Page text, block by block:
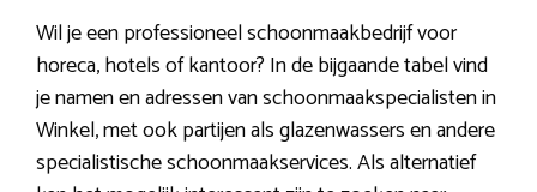
Wil je een professioneel schoonmaakbedrijf voor
horeca, hotels of kantoor? In de bijgaande tabel vind
je namen en adressen van schoonmaakspecialisten in
Winkel, met ook partijen als glazenwassers en andere
specialistische schoonmaakservices. Als alternatief